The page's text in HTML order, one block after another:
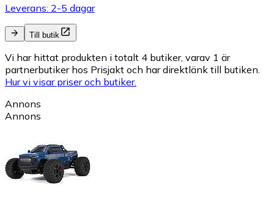
Leverans: 2-5 dagar
Till butik
Vi har hittat produkten i totalt 4 butiker, varav 1 är
partnerbutiker hos Prisjakt och har direktlänk till butiken.
Hur vi visar priser och butiker.
Annons
Annons